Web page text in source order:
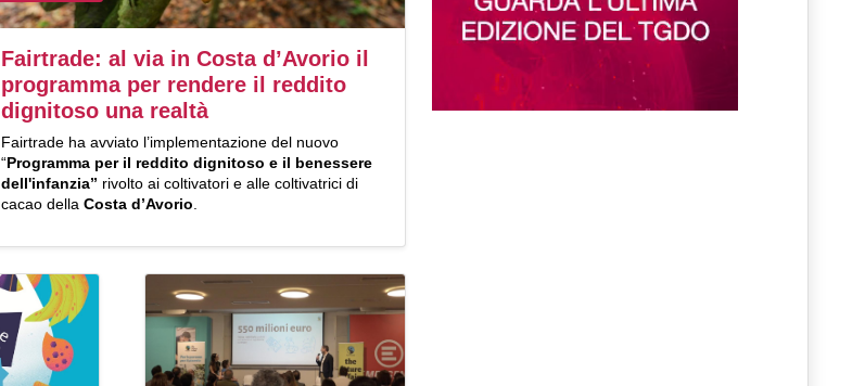
Fairtrade: al via in Costa d’Avorio il
programma per rendere il reddito
dignitoso una realtà
Fairtrade ha avviato l’implementazione del nuovo
“Programma per il reddito dignitoso e il benessere
dell'infanzia” rivolto ai coltivatori e alle coltivatrici di
cacao della Costa d’Avorio.